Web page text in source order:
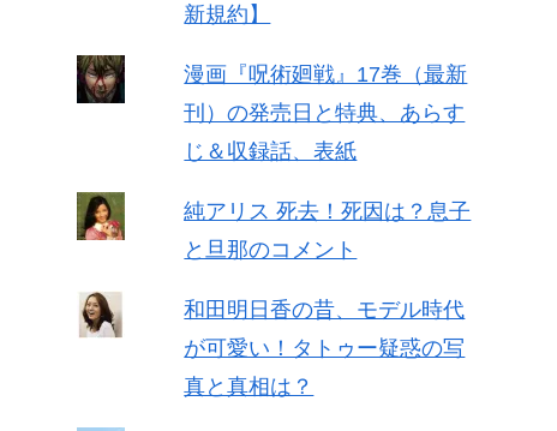
新規約】
漫画『呪術廻戦』17巻（最新
刊）の発売日と特典、あらす
じ＆収録話、表紙
純アリス 死去！死因は？息子
と旦那のコメント
和田明日香の昔、モデル時代
が可愛い！タトゥー疑惑の写
真と真相は？